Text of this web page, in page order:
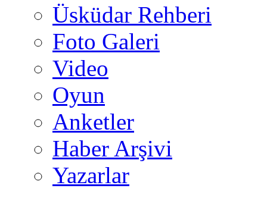
Üsküdar Rehberi
Foto Galeri
Video
Oyun
Anketler
Haber Arşivi
Yazarlar